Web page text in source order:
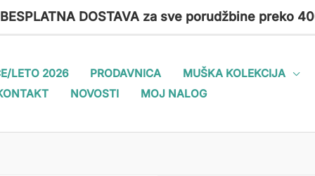
DOSTAVA za sve porudžbine preko
LETO 2026 PRODAVNICA MUŠKA KOLEKCIJA
NOVOSTI MOJ NALOG